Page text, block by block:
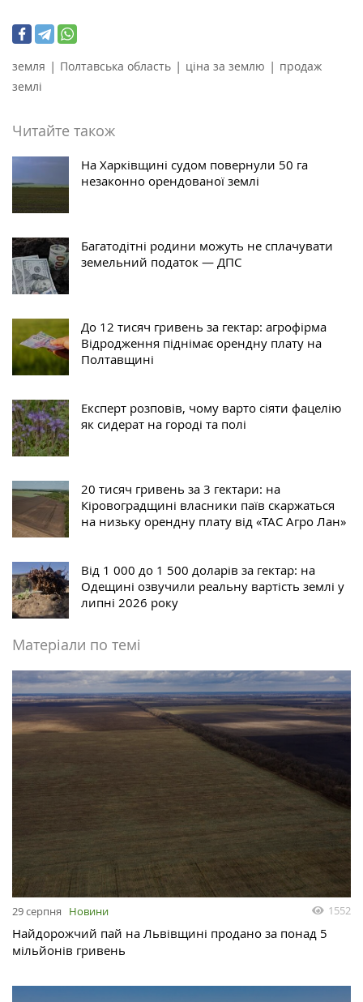
земля | Полтавська область | ціна за землю | продаж
землі
Читайте також
На Харківщині судом повернули 50 га
незаконно орендованої землі
Багатодітні родини можуть не сплачувати
земельний податок — ДПС
До 12 тисяч гривень за гектар: агрофірма
Відродження піднімає орендну плату на
Полтавщині
Експерт розповів, чому варто сіяти фацелію
як сидерат на городі та полі
20 тисяч гривень за 3 гектари: на
Кіровоградщині власники паїв скаржаться
на низьку орендну плату від «ТАС Агро Лан»
Від 1 000 до 1 500 доларів за гектар: на
Одещині озвучили реальну вартість землі у
липні 2026 року
Матеріали по темі
29 серпня Новини 1552
Найдорожчий пай на Львівщині продано за понад 5
мільйонів гривень